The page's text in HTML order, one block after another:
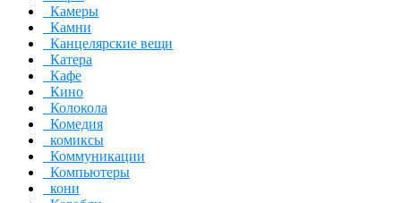
Камеры
Камни
Канцелярские вещи
Катера
Кафе
Кино
Колокола
Комедия
комиксы
Коммуникации
Компьютеры
кони